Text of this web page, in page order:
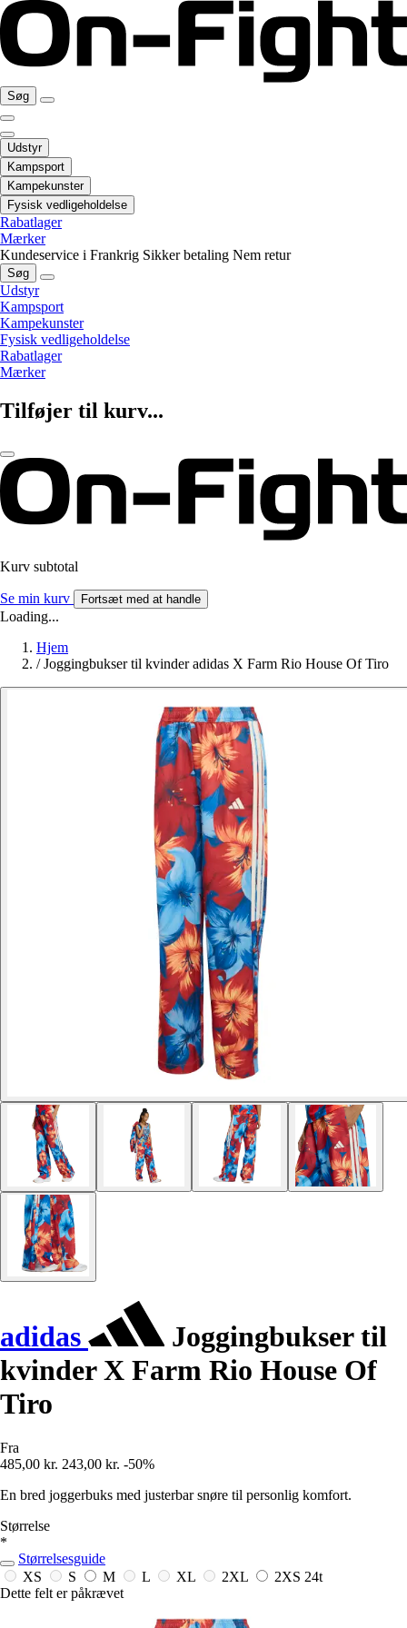
Søg
Udstyr
Kampsport
Kampekunster
Fysisk vedligeholdelse
Rabatlager
Mærker
Kundeservice i Frankrig Sikker betaling Nem retur
Søg
Udstyr
Kampsport
Kampekunster
Fysisk vedligeholdelse
Rabatlager
Mærker
Tilføjer til kurv...
Kurv subtotal
Se min kurv Fortsæt med at handle
Loading...
Hjem
/ Joggingbukser til kvinder adidas X Farm Rio House Of Tiro
adidas
Joggingbukser til
kvinder X Farm Rio House Of
Tiro
Fra
485,00 kr. 243,00 kr. -50%
En bred joggerbuks med justerbar snøre til personlig komfort.
Størrelse
*
Størrelsesguide
XS
S M L XL 2XL 2XS 24t
Dette felt er påkrævet